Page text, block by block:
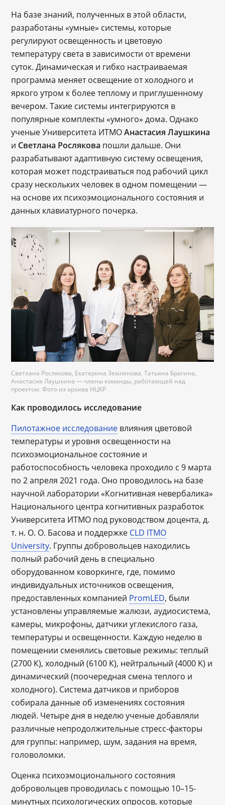
На базе знаний, полученных в этой области,
разработаны «умные» системы, которые
регулируют освещенность и цветовую
температуру света в зависимости от времени
суток. Динамическая и гибко настраиваемая
программа меняет освещение от холодного и
яркого утром к более теплому и приглушенному
вечером. Такие системы интегрируются в
популярные комплекты «умного» дома. Однако
ученые Университета ИТМОАнастасия Лаушкина
и Светлана Рослякова пошли дальше. Они
разрабатывают адаптивную систему освещения,
которая может подстраиваться под рабочий цикл
сразу нескольких человек в одном помещении —
на основе их психоэмоционального состояния и
данных клавиатурного почерка.
Светлана Рослякова, Екатерина Землянова, Татьяна Брагина,
Анастасия Лаушкина — члены команды, работающей над
проектом. Фото из архива НЦКР
Как проводилось исследование
Пилотажное исследование влияния цветовой
температуры и уровня освещенности на
психоэмоциональное состояние и
работоспособность человека проходило с 9 марта
по 2 апреля 2021 года. Оно проводилось на базе
научной лаборатории «Когнитивная невербалика»
Национального центра когнитивных разработок
Университета ИТМО под руководством доцента, д.
т. н. О. О. Басова и поддержке CLD ITMO
University. Группы добровольцев находились
полный рабочий день в специально
оборудованном коворкинге, где, помимо
индивидуальных источников освещения,
предоставленных компанией PromLED, были
установлены управляемые жалюзи, аудиосистема,
камеры, микрофоны, датчики углекислого газа,
температуры и освещенности. Каждую неделю в
помещении сменялись световые режимы: теплый
(2700 К), холодный (6100 К), нейтральный (4000 K) и
динамический (поочередная смена теплого и
холодного). Система датчиков и приборов
собирала данные об изменениях состояния
людей. Четыре дня в неделю ученые добавляли
различные непродолжительные стресс-факторы
для группы: например, шум, задания на время,
головоломки.
Оценка психоэмоционального состояния
добровольцев проводилась с помощью 10–15-
минутных психологических опросов, которые